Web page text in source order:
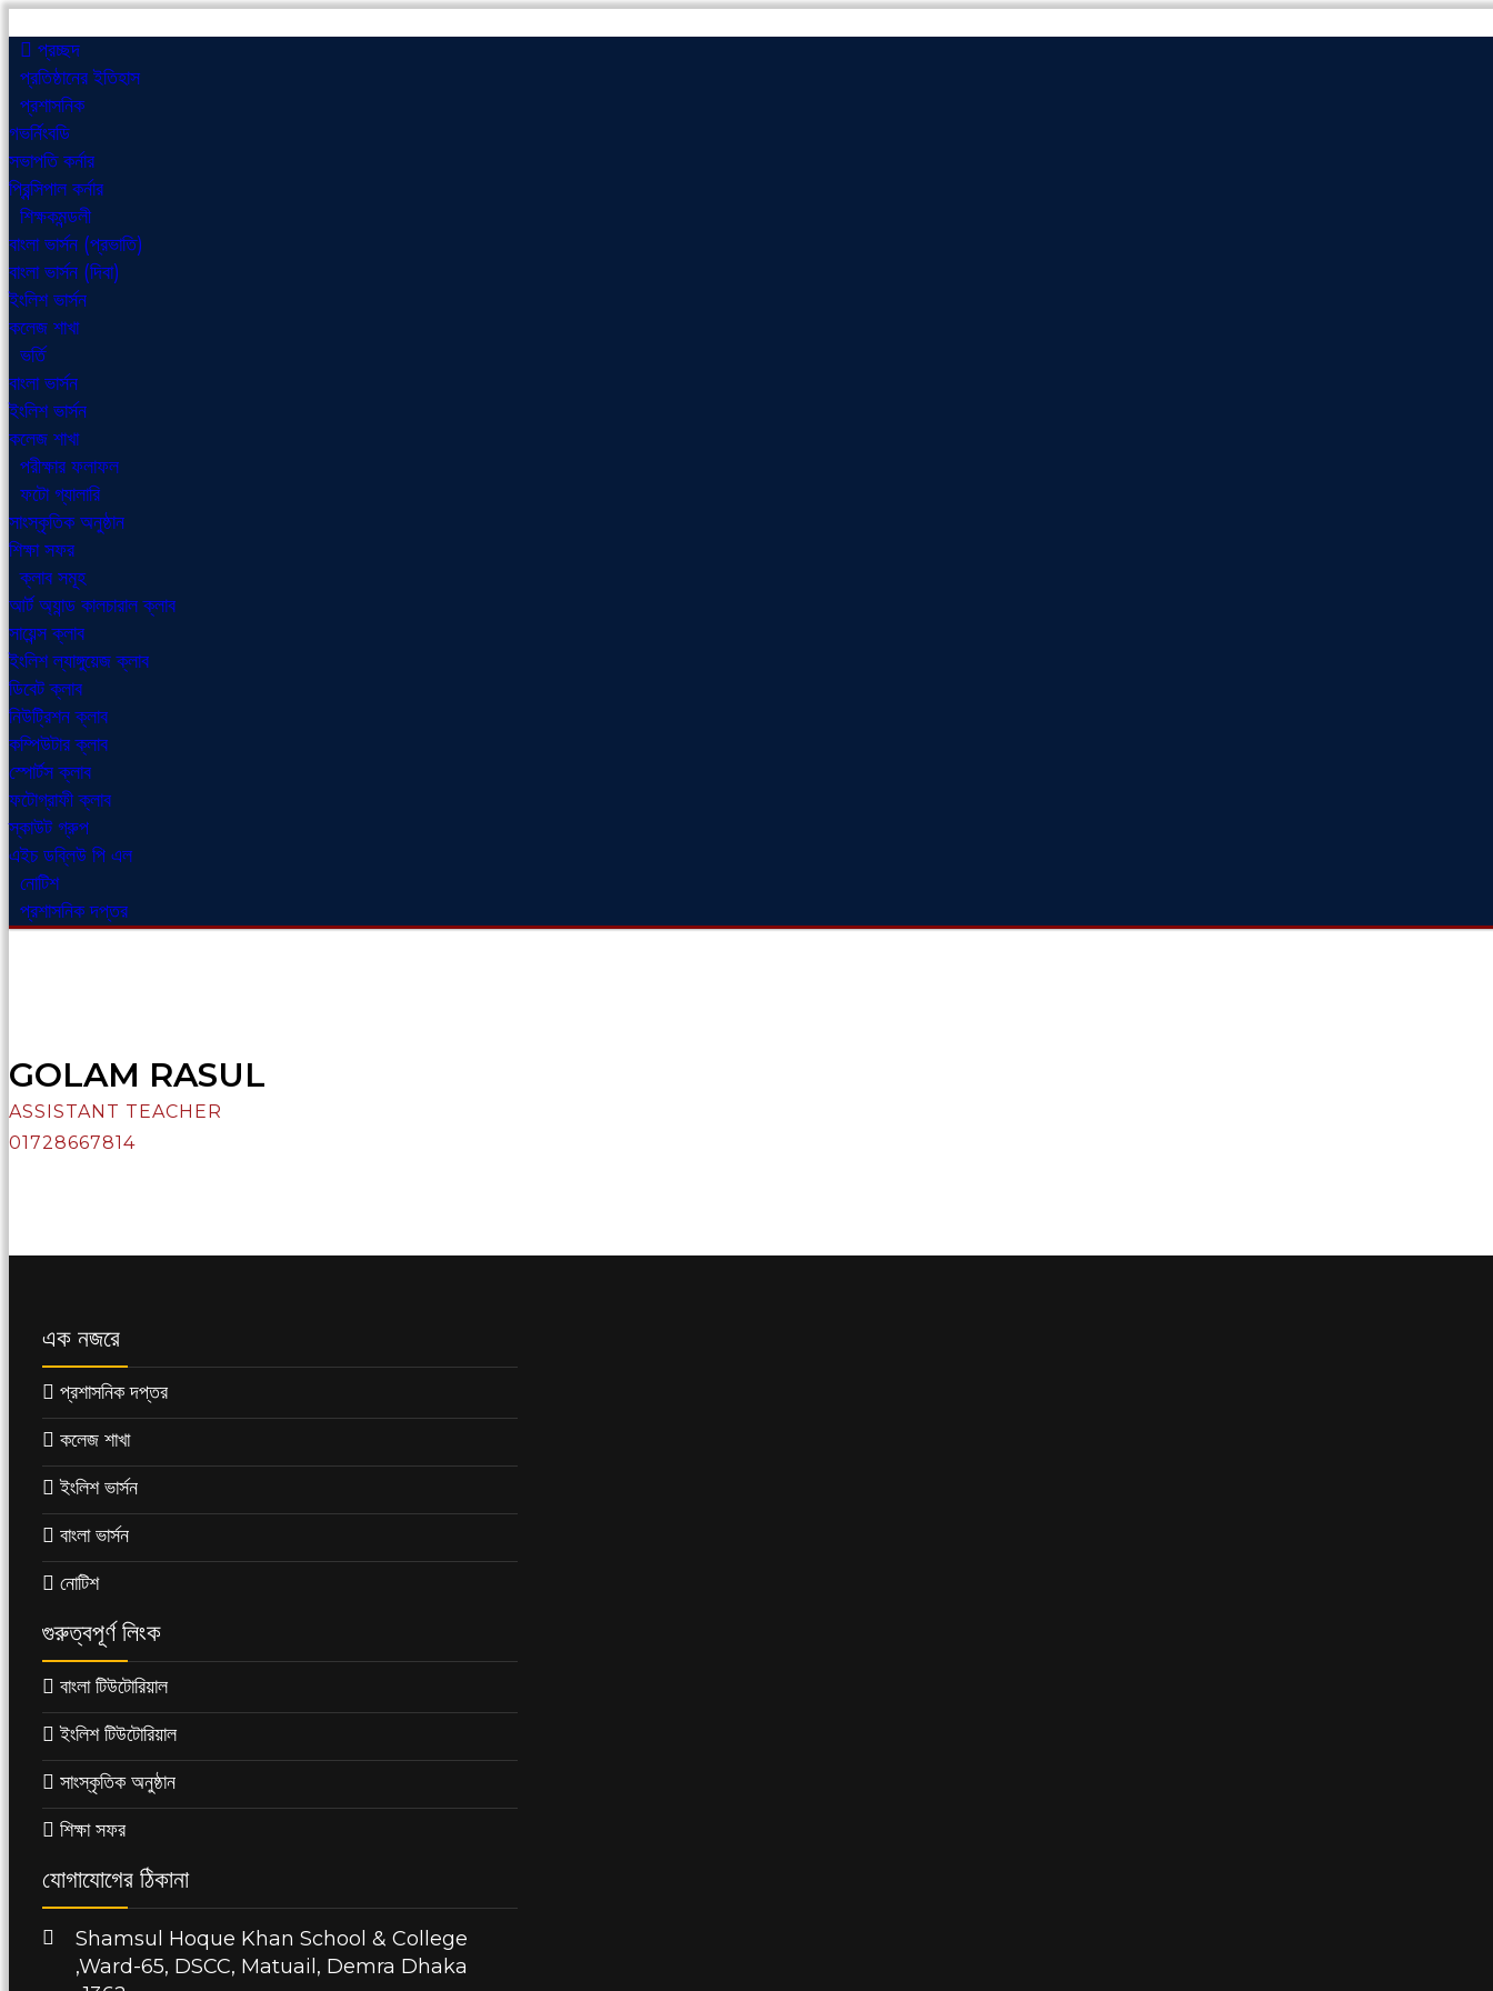
প্রচ্ছদ
প্রতিষ্ঠানের ইতিহাস
প্রশাসনিক
গভর্নিংবডি
সভাপতি কর্নার
প্রিন্সিপাল কর্নার
শিক্ষকমন্ডলী
বাংলা ভার্সন (প্রভাতি)
বাংলা ভার্সন (দিবা)
ইংলিশ ভার্সন
কলেজ শাখা
ভর্তি
বাংলা ভার্সন
ইংলিশ ভার্সন
কলেজ শাখা
পরীক্ষার ফলাফল
ফটো গ্যালারি
সাংস্কৃতিক অনুষ্ঠান
শিক্ষা সফর
ক্লাব সমূহ
আর্ট অ্যান্ড কালচারাল ক্লাব
সায়েন্স ক্লাব
ইংলিশ ল্যাঙ্গুয়েজ ক্লাব
ডিবেট ক্লাব
নিউট্রিশন ক্লাব
কম্পিউটার ক্লাব
স্পোর্টস ক্লাব
ফটোগ্রাফী ক্লাব
স্কাউট গ্রুপ
এইচ ডব্লিউ পি এল
নোটিশ
প্রশাসনিক দপ্তর
GOLAM RASUL
ASSISTANT TEACHER
01728667814
এক নজরে
প্রশাসনিক দপ্তর
কলেজ শাখা
ইংলিশ ভার্সন
বাংলা ভার্সন
নোটিশ
গুরুত্বপূর্ণ লিংক
বাংলা টিউটোরিয়াল
ইংলিশ টিউটোরিয়াল
সাংস্কৃতিক অনুষ্ঠান
শিক্ষা সফর
যোগাযোগের ঠিকানা
Shamsul Hoque Khan School & College
,Ward-65, DSCC, Matuail, Demra Dhaka